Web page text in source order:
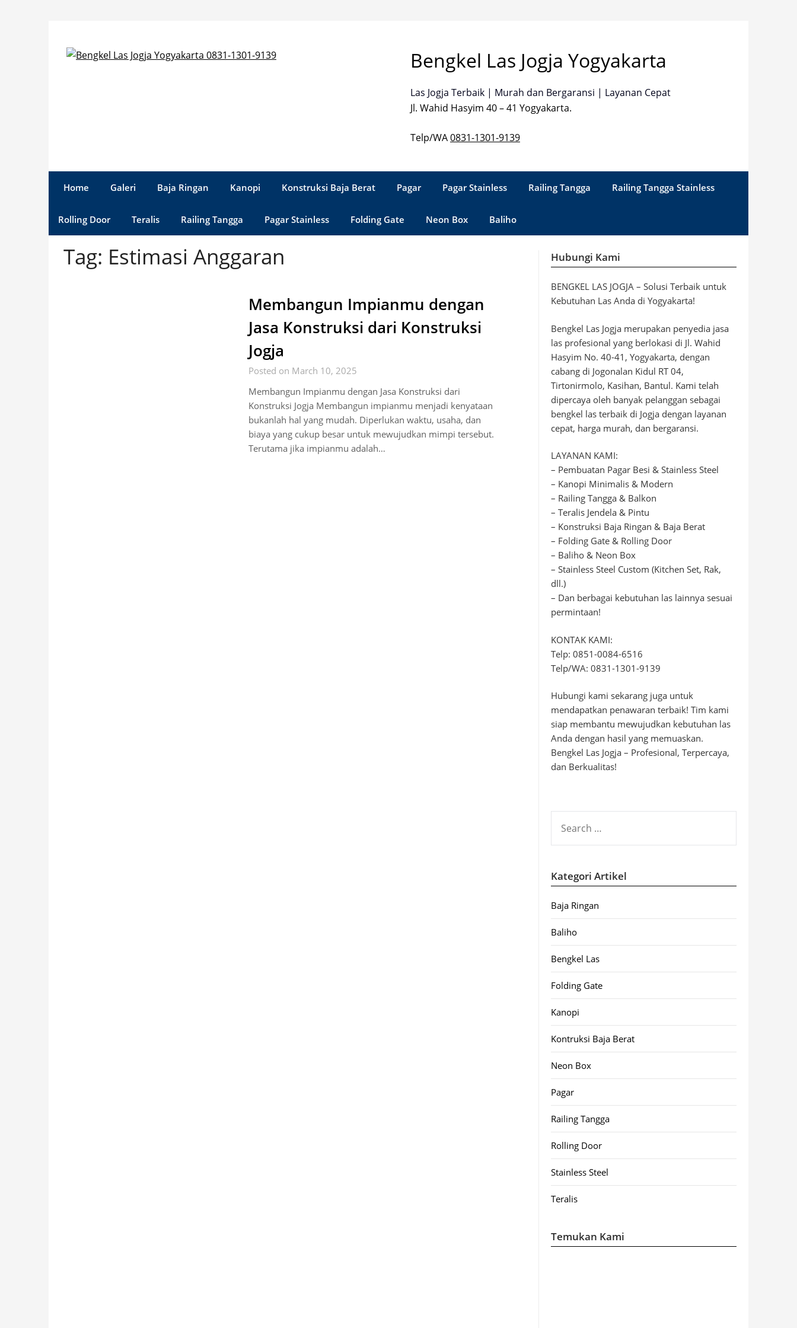
Bengkel Las Jogja Yogyakarta
Las Jogja Terbaik | Murah dan Bergaransi | Layanan Cepat
Jl. Wahid Hasyim 40 – 41 Yogyakarta.
Telp/WA0831-1301-9139
Home Galeri Baja Ringan Kanopi Konstruksi Baja Berat Pagar Pagar Stainless Railing Tangga Railing Tangga Stainless
Rolling Door Teralis Railing Tangga Pagar Stainless Folding Gate Neon Box Baliho
Tag: Estimasi Anggaran
Membangun Impianmu dengan
Jasa Konstruksi dari Konstruksi
Jogja
Posted on March 10, 2025
Membangun Impianmu dengan Jasa Konstruksi dari
Konstruksi Jogja Membangun impianmu menjadi kenyataan
bukanlah hal yang mudah. Diperlukan waktu, usaha, dan
biaya yang cukup besar untuk mewujudkan mimpi tersebut.
Terutama jika impianmu adalah…
Hubungi Kami
BENGKEL LAS JOGJA – Solusi Terbaik untuk
Kebutuhan Las Anda di Yogyakarta!
Bengkel Las Jogja merupakan penyedia jasa
las profesional yang berlokasi di Jl. Wahid
Hasyim No. 40-41, Yogyakarta, dengan
cabang di Jogonalan Kidul RT 04,
Tirtonirmolo, Kasihan, Bantul. Kami telah
dipercaya oleh banyak pelanggan sebagai
bengkel las terbaik di Jogja dengan layanan
cepat, harga murah, dan bergaransi.
LAYANAN KAMI:
– Pembuatan Pagar Besi & Stainless Steel
– Kanopi Minimalis & Modern
– Railing Tangga & Balkon
– Teralis Jendela & Pintu
– Konstruksi Baja Ringan & Baja Berat
– Folding Gate & Rolling Door
– Baliho & Neon Box
– Stainless Steel Custom (Kitchen Set, Rak,
dll.)
– Dan berbagai kebutuhan las lainnya sesuai
permintaan!
KONTAK KAMI:
Telp: 0851-0084-6516
Telp/WA: 0831-1301-9139
Hubungi kami sekarang juga untuk
mendapatkan penawaran terbaik! Tim kami
siap membantu mewujudkan kebutuhan las
Anda dengan hasil yang memuaskan.
Bengkel Las Jogja – Profesional, Terpercaya,
dan Berkualitas!
FOR:
Kategori Artikel
Baja Ringan
Baliho
Bengkel Las
Folding Gate
Kanopi
Kontruksi Baja Berat
Neon Box
Pagar
Railing Tangga
Rolling Door
Stainless Steel
Teralis
Temukan Kami